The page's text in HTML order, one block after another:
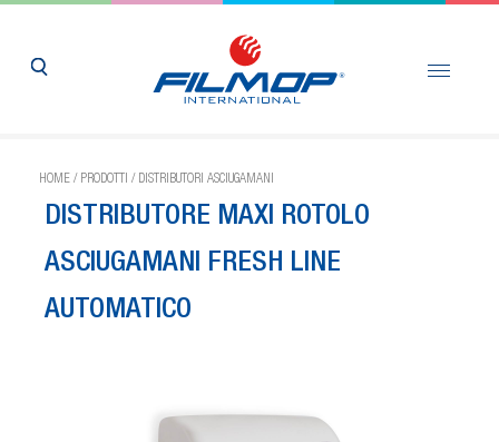
HOME / PRODOTTI / DISTRIBUTORI ASCIUGAMANI
DISTRIBUTORE MAXI ROTOLO
ASCIUGAMANI FRESH LINE
AUTOMATICO